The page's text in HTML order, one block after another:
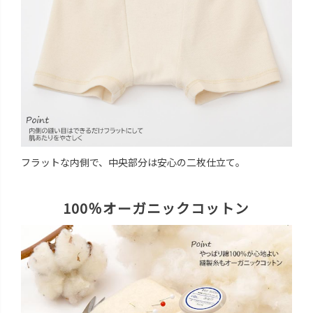
フラットな内側で、中央部分は安心の二枚仕立て。
100％オーガニックコットン